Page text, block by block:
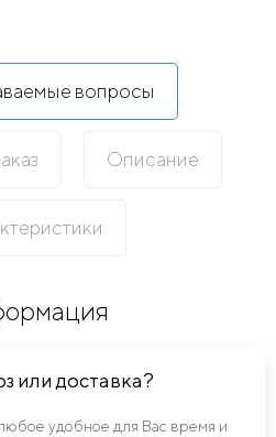
вопросы
Описание
или доставка?
удобное для Вас время и